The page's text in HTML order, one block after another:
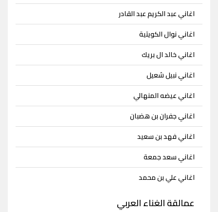
اغاني عبد الكريم عبد القادر
اغاني نوال الكويتية
اغاني خالد ال بريك
اغاني نبيل شعيل
اغاني عيضه المنهالي
اغاني جفران بن هضبان
اغاني فهد بن سعيد
اغاني سعد جمعة
اغاني علي بن محمد
عمالقة الغناء العربي